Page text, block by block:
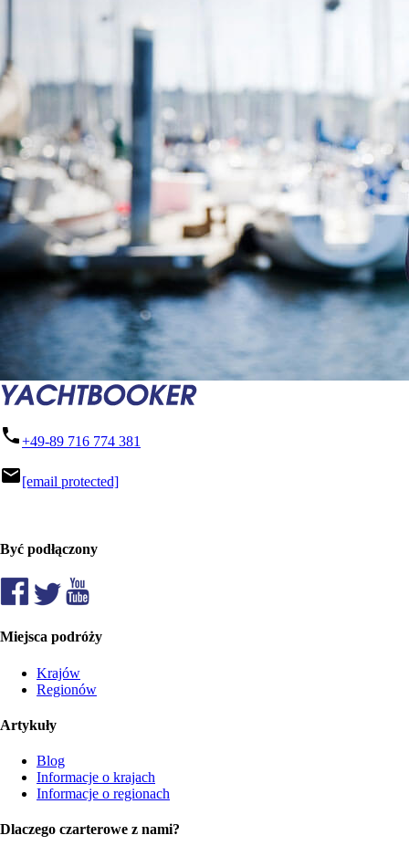
phone+49-89 716 774 381
mail[email protected]
Być podłączony
Miejsca podróży
Krajów
Regionów
Artykuły
Blog
Informacje o krajach
Informacje o regionach
Dlaczego czarterowe z nami?